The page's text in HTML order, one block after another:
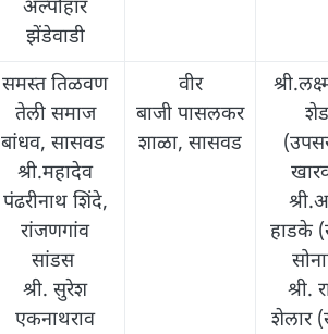
अल्पोहार
झेंडेवाडी
समस्त तिळवण
तेली समाज
बांधव, सासवड
श्री.महादेव
पंढरीनाथ शिंदे,
रांजणगांव
सांडस
श्री. सुरेश
एकनाथराव
वीर
बाजी पासलकर
शाळा, सासवड
हाडके
श्री.
शेलार